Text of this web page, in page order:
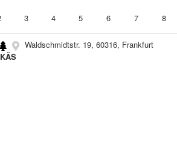
3 4 5 6 7 8
Waldschmidtstr. 19, 60316, Frankfurt